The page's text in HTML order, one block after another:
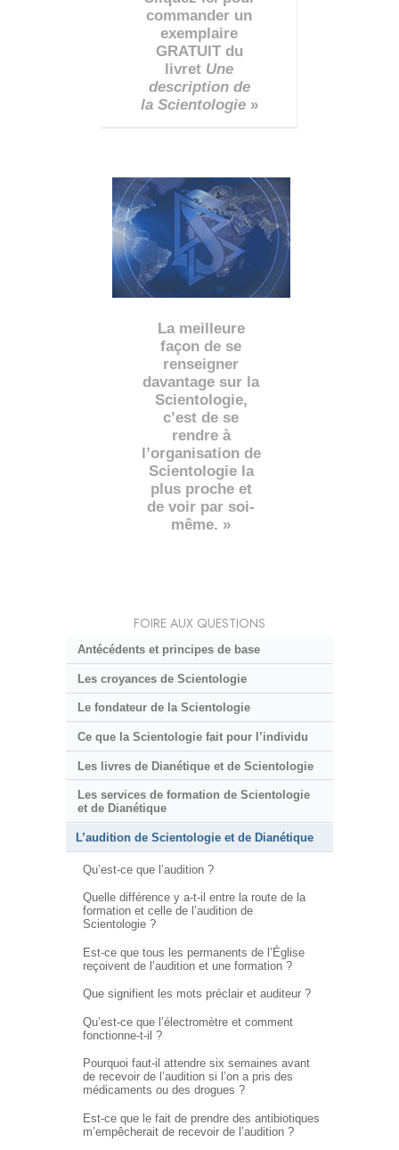
commander un
exemplaire
GRATUIT du
livret Une
description de
la Scientologie»
La meilleure
façon de se
renseigner
davantage sur la
Scientologie,
c’est de se
rendre à
l’organisation de
Scientologie la
plus proche et
de voir par soi-
même. »
FOIRE AUX QUESTIONS
Antécédents et principes de base
Les croyances de Scientologie
Le fondateur de la Scientologie
Ce que la Scientologie fait pour l’individu
Les livres de Dianétique et de Scientologie
Les services de formation de Scientologie
et de Dianétique
L’audition de Scientologie et de Dianétique
Qu’est-ce que l’audition ?
Quelle différence y a-t-il entre la route de la
formation et celle de l’audition de
Scientologie ?
Est-ce que tous les permanents de l’Église
reçoivent de l’audition et une formation ?
Que signifient les mots préclair et auditeur ?
Qu’est-ce que l’électromètre et comment
fonctionne-t-il ?
Pourquoi faut-il attendre six semaines avant
de recevoir de l’audition si l’on a pris des
médicaments ou des drogues ?
Est-ce que le fait de prendre des antibiotiques
m’empêcherait de recevoir de l’audition ?